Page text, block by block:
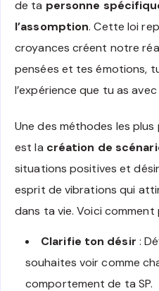
de ta personne
l’assomption. Cette loi
croyances créent notre
pensées et tes émotions,
l’expérience que tu as avec
Une des méthodes les
est la création de
situations positives et
esprit de vibrations qui
dans ta vie. Voici comment
Clarifie ton désir :
souhaites voir comme
comportement de ta SP.